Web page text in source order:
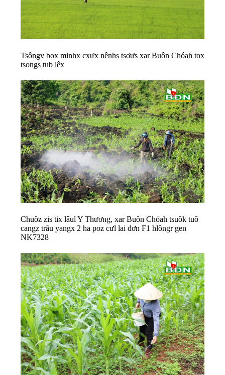
Tsôngv box minhx cxưx nênhs tsơưs xar Buôn Chóah tox
tsongs tub lêx
Chuôz zis tix lâul Y Thương, xar Buôn Chóah tsuôk tuô
cangz trâu yangx 2 ha poz cưl lai đơn F1 hlôngr gen
NK7328